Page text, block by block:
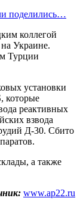
поделились…
коллегой
Украине.
Турции
установки
которые
реактивных
взвода
Д-30. Сбито
а также
www.ap22.ru